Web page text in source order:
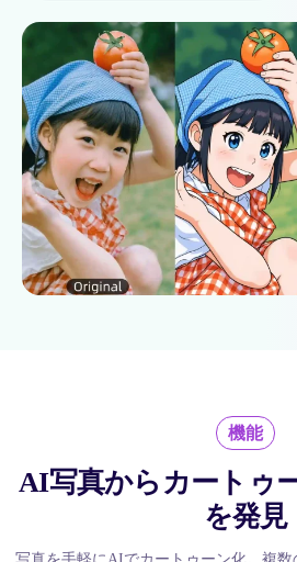
機能
AI写真からカートゥ
を発見